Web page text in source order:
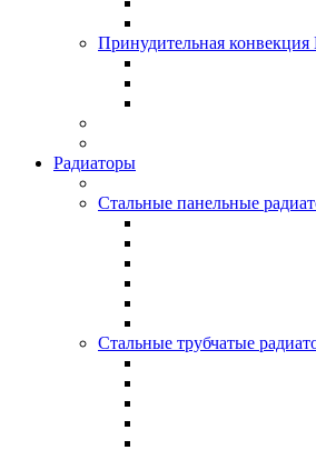
Принудительная
Радиаторы
Стальные панельные
Стальные трубчатые